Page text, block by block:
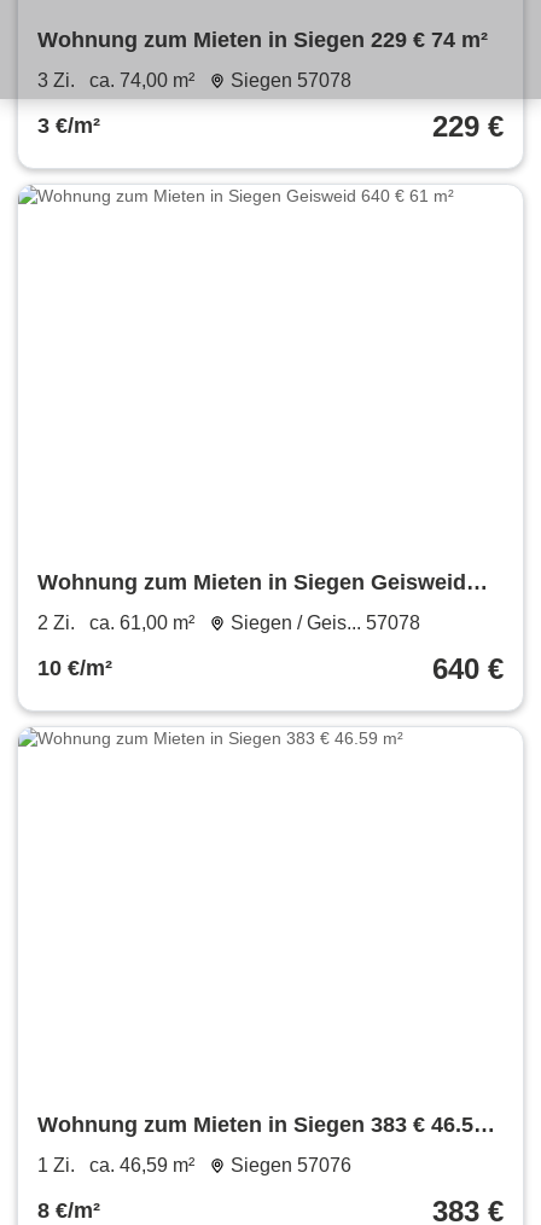
Wohnung zum Mieten in Siegen 229 € 74 m²
3 Zi. ca. 74,00 m² Siegen 57078
3 €/m² 229 €
Wohnung zum Mieten in Siegen Geisweid
640 € 61 m²
2 Zi. ca. 61,00 m² Siegen / Geis... 57078
10 €/m² 640 €
Wohnung zum Mieten in Siegen 383 € 46.59
m²
1 Zi. ca. 46,59 m² Siegen 57076
8 €/m² 383 €